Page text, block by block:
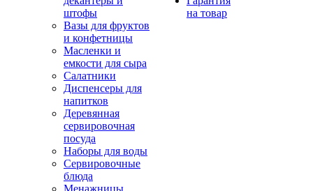
штофы
Вазы для фруктов
и конфетницы
Масленки и
емкости для сыра
Салатники
Диспенсеры для
напитков
Деревянная
сервировочная
посуда
Наборы для воды
Сервировочные
блюда
Менажницы
на товар